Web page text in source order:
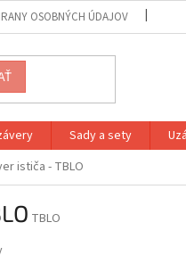
OSOBNÝCH ÚDAJOV
Sady a sety
ističa - TBLO
TBLO